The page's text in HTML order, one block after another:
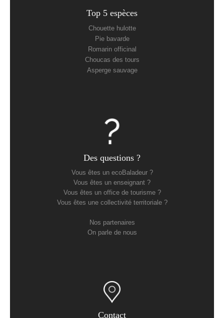
Top 5 espèces
Chouette hulotte
Pie bavarde
Romarin officinal
Choucas des tours
Asperge sauvage
Des questions ?
Vous êtes un ecoBaladeur ?
Vous êtes un enseignant ?
Vous êtes un office de tourisme ?
Vous êtes une collectivité territoriale ?
Nos partenaires
On parle de nous
Contact